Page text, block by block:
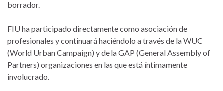
borrador.
FIU ha participado directamente como asociación de
profesionales y continuará haciéndolo a través de la WUC
(World Urban Campaign) y de la GAP (General Assembly of
Partners) organizaciones en las que está íntimamente
involucrado.